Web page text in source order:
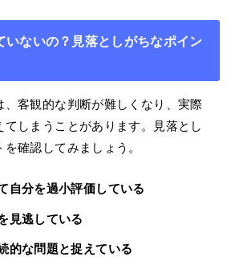
いないの？見落としがちなポイン
、客観的な判断が難しくなり、実際
てしまうことがあります。見落とし
確認してみましょう。
自分を過小評価している
見逃している
的な問題と捉えている